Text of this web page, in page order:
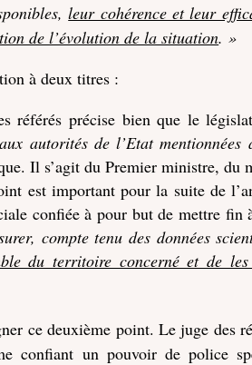
leur cohérence et leur
de l’évolution de la situation. »
à deux titres :
référés précise bien que le
aux autorités de l’Etat
Il s’agit du Premier ministre, du
est important pour la suite de
confiée à pour but de mettre
compte tenu des données
du territoire concerné et de
ce deuxième point. Le juge des
confiant un pouvoir de police